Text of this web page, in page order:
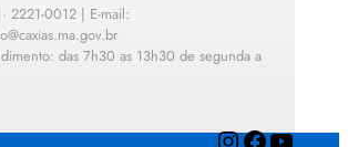
2221-0012 | E-mail:
das 7h30 as 13h30 de segunda a
InstagramFacebook YouTube